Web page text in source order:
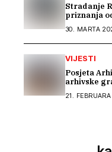
Stradanje
priznanja
30. MARTA
VIJESTI
Posjeta
arhivske
21.